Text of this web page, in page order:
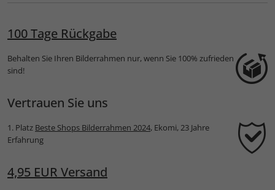
100 Tage Rückgabe
Behalten Sie Ihren Bilderrahmen nur, wenn Sie 100% zufrieden
sind!
Vertrauen Sie uns
1. Platz Beste Shops Bilderrahmen 2024, Ekomi, 23 Jahre
Erfahrung
4,95 EUR Versand